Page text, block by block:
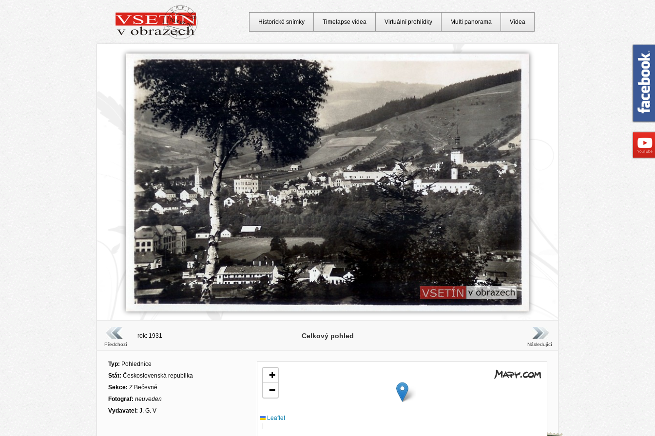
Předchozí
rok: 1931 Celkový pohled
Následující
Typ: Pohlednice
Stát: Československá republika
Sekce: Z Bečevné
Fotograf: neuveden
Vydavatel: J. G. V
+
−
Leaflet
|
Historické snímky Timelapse videa Virtuální prohlídky Multi panorama Videa